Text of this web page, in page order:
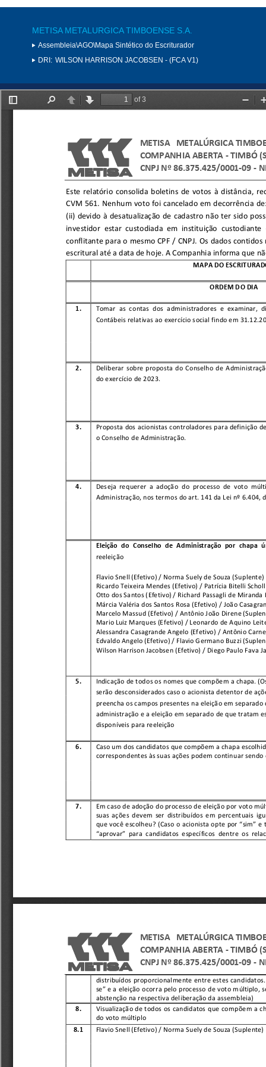
METISA METALURGICA TIMBOENSE S.A.
Assembleia\AGO\Mapa Sintético do Escriturador
DRI: WILSON HARRISON JACOBSEN - (FCA V1)